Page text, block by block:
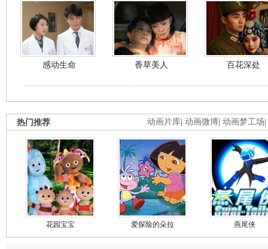
感动生命 香草美人 百花深处
动画片库 动画微博 动画梦工场
热门推荐
花园宝宝 爱探险的朵拉 燕尾侠